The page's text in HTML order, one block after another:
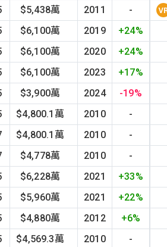
$5,438萬 2011
-
$6,100萬 2019
+24%
$6,100萬 2020
+24%
$6,100萬 2023
+17%
$3,900萬 2024
-19%
$4,800.1萬 2010
-
$4,800.1萬 2010
-
$4,778萬 2010
-
$6,228萬 2021
+33%
$5,960萬 2021
+22%
$4,880萬 2012
+6%
$4,569.3萬 2010
-